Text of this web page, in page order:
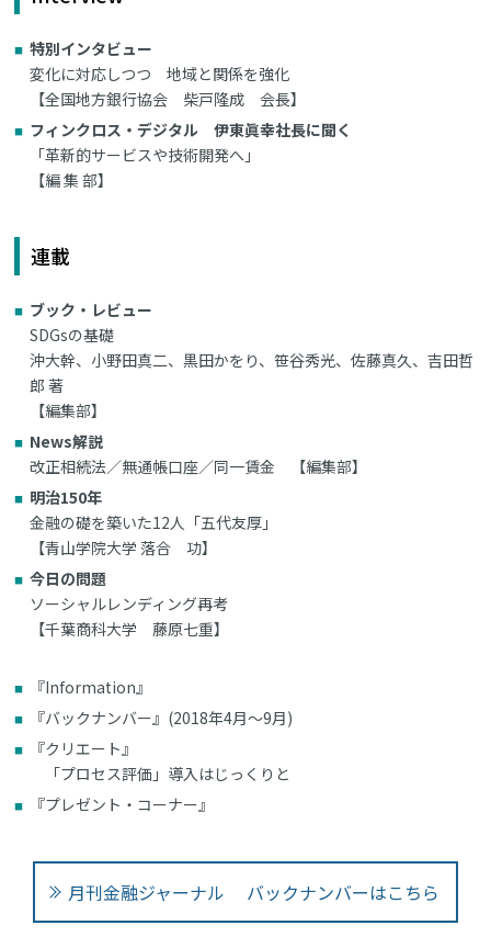
特別インタビュー
変化に対応しつつ 地域と関係を強化
【全国地方銀行協会 柴戸隆成 会長】
フィンクロス・デジタル 伊東眞幸社長に聞く
「革新的サービスや技術開発へ」
【編 集 部】
連載
ブック・レビュー
SDGsの基礎
沖大幹、小野田真二、黒田かをり、笹谷秀光、佐藤真久、吉田哲
郎 著
【編集部】
News解説
改正相続法／無通帳口座／同一賃金 【編集部】
明治150年
金融の礎を築いた12人「五代友厚」
【青山学院大学 落合 功】
今日の問題
ソーシャルレンディング再考
【千葉商科大学 藤原七重】
『Information』
『バックナンバー』(2018年4月～9月)
『クリエート』
「プロセス評価」導入はじっくりと
『プレゼント・コーナー』
月刊金融ジャーナル バックナンバーはこちら